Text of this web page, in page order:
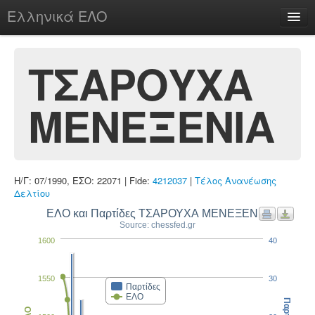
Ελληνικά ΕΛΟ
chesstu.be @ discord
Login
ΤΣΑΡΟΥΧΑ
ΜΕΝΕΞΕΝΙΑ
Η/Γ: 07/1990, ΕΣΟ: 22071 | Fide: 4212037 | Τέλος Ανανέωσης
Δελτίου
ΕΛΟ και Παρτίδες ΤΣΑΡΟΥΧΑ ΜΕΝΕΞΕΝΙΑ
Source: chessfed.gr
Παρτίδες
ΕΛΟ
1550
1600
30
40